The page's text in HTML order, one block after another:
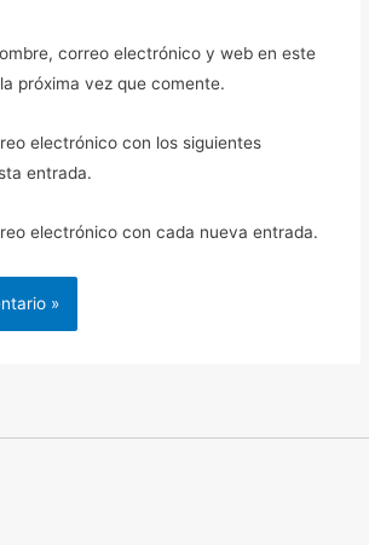
correo electrónico y web en este
próxima vez que comente.
electrónico con los siguientes
entrada.
electrónico con cada nueva entrada.